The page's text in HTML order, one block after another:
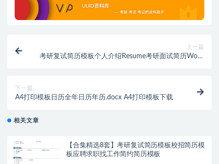
上一篇
考研复试简历模板个人介绍Resume考研面试简历Word
下一篇
A4打印模板日历全年日历年历.docx A4打印模板下载
相关文章
【合集精选8套】考研复试简历模板校招简历模
板应聘求职找工作简约简历模板